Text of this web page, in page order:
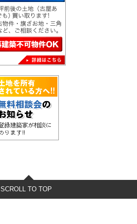
SCROLL TO TOP